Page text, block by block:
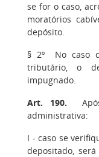
se for o caso,
moratórios
depósito.
§ 2º
No caso
tributário, o
impugnado.
Art. 190.
administrativa:
I - caso se
depositado,